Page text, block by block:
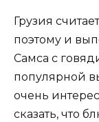
Грузия
поэтому и
Самса с
популярной
очень
сказать, что